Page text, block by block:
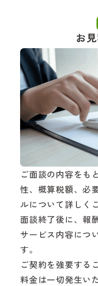
お
ご面談の内容をも
性、概算税額、必
ルについて詳しく
面談終了後に、報
サービス内容につ
す。
ご契約を強要する
料金は一切発生い